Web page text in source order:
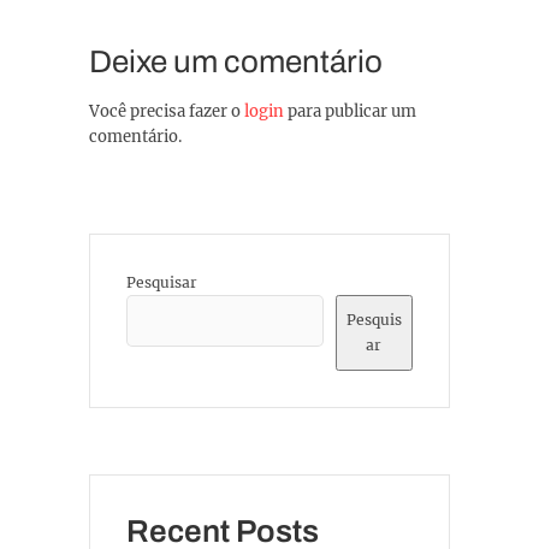
Deixe um comentário
Você precisa fazer ologinpara publicar um
comentário.
Pesquisar
Pesquis
ar
Recent Posts